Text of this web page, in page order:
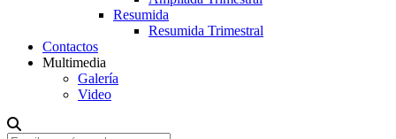
Resumida
Resumida Trimestral
Contactos
Multimedia
Galería
Video